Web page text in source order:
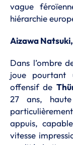
vague
hiérarchie
Aizawa
Dans l’ombre
joue pourtant
offensif de
27 ans,
appuis,
vitesse